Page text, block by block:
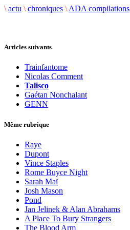
\ actu \ chroniques \ ADA compilations
Articles suivants
Trainfantome
Nicolas Comment
Talisco
Gaétan Nonchalant
GENN
Même rubrique
Raye
Dupont
Vince Staples
Rome Buyce Night
Sarah Maï
Josh Mason
Pond
Jan Jelinek & Alan Abrahams
A Place To Bury Strangers
The Blood Arm